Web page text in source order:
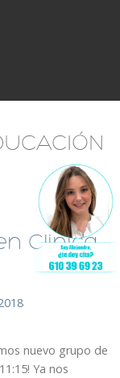
Clinica
nuevo grupo de
Ya nos